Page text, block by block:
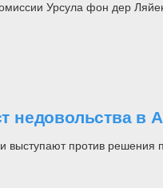
Урсула фон дер
недовольства в
выступают против